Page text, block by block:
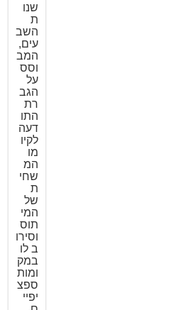
שנו
ת
השב
עים,
המב
וסס
על
הגב
רת
התו
דעה
לקיו
מו
המ
שחי
ת
של
המי
תוס
וסירו
ב לו
במק
ומות
ספצ
יפיי